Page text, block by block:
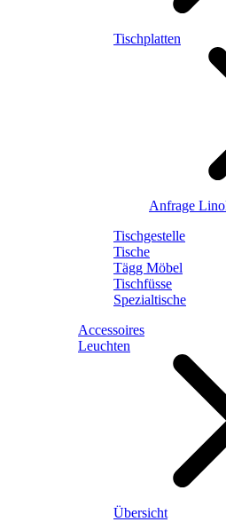
Tischplatten
Anfrage
Tischgestelle
Tische
Tägg Möbel
Tischfüsse
Spezialtische
Accessoires
Leuchten
Übersicht